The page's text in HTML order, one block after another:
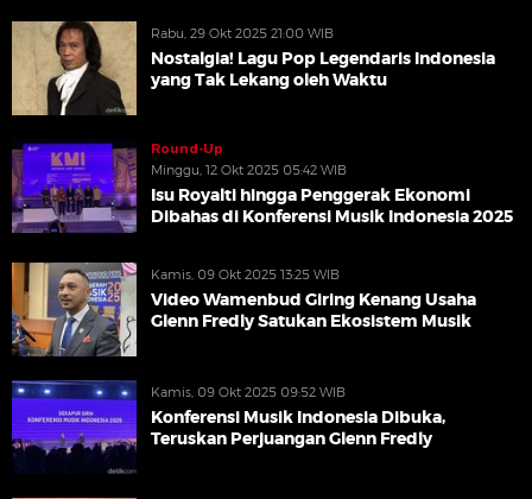
Rabu, 29 Okt 2025 21:00 WIB
Nostalgia! Lagu Pop Legendaris Indonesia
yang Tak Lekang oleh Waktu
Round-Up
Minggu, 12 Okt 2025 05:42 WIB
Isu Royalti hingga Penggerak Ekonomi
Dibahas di Konferensi Musik Indonesia 2025
Kamis, 09 Okt 2025 13:25 WIB
Video Wamenbud Giring Kenang Usaha
Glenn Fredly Satukan Ekosistem Musik
Kamis, 09 Okt 2025 09:52 WIB
Konferensi Musik Indonesia Dibuka,
Teruskan Perjuangan Glenn Fredly